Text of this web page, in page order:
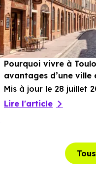
Pourquoi vivre à
avantages d’une ville
Mis à jour le 28 juillet
Lire l'article